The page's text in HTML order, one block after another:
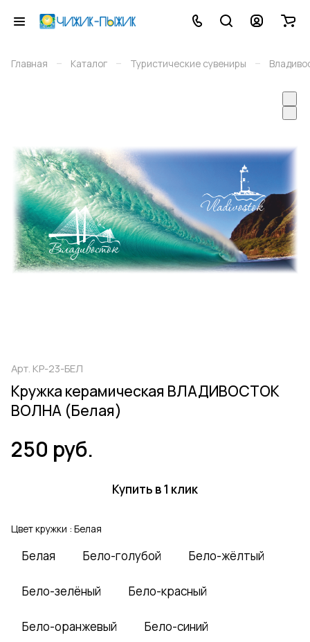
Главная – Каталог – Туристические сувениры –
Арт. КР-23-БЕЛ
Кружка керамическая ВЛАДИВОСТОК
ВОЛНА (Белая)
250 руб.
Купить в 1 клик
Цвет кружки : Белая
Белая Бело-голубой Бело-жёлтый
Бело-зелёный Бело-красный
Бело-оранжевый Бело-синий